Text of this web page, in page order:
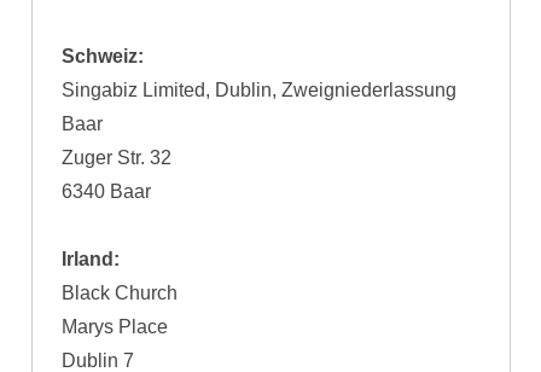
Schweiz:
Singabiz Limited, Dublin, Zweigniederlassung
Baar
Zuger Str. 32
6340 Baar
Irland:
Black Church
Marys Place
Dublin 7